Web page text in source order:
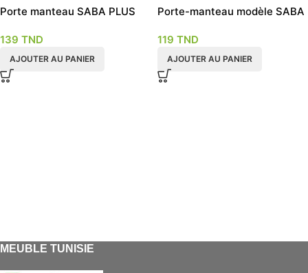
Porte manteau SABA PLUS
139 TND
AJOUTER AU PANIER
Porte-manteau modèle SABA
119 TND
AJOUTER AU PANIER
MEUBLE TUNISIE